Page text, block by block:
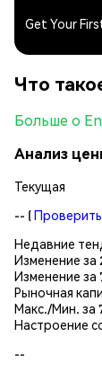
Get Your
Что
Больше о
Анализ
Текущая
-- (
Недавние
Изменение за
Изменение за
Рыночная
Макс./Мин. за
Настроение
--